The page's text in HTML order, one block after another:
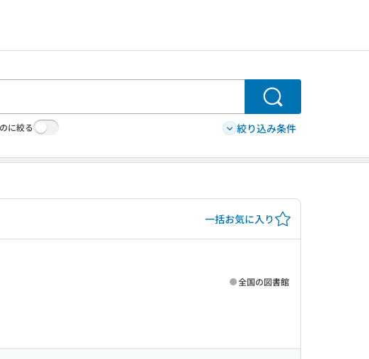
検索
に絞る 絞り込み条件
一括お気に入り
全国の図書館